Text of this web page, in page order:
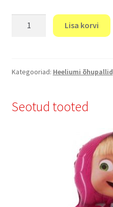
kogus
Lisa korvi
Kategooriad: Heeliumi õhupallid
Seotud tooted